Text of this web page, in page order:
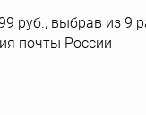
руб., выбрав из 9
почты России